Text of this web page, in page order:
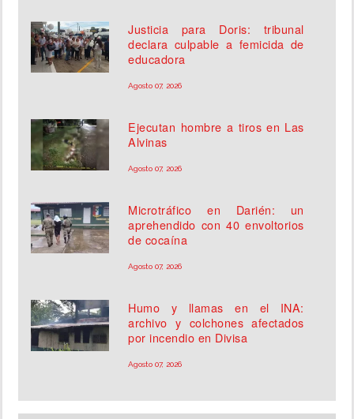
Justicia para Doris: tribunal
declara culpable a femicida de
educadora
Agosto 07, 2026
Ejecutan hombre a tiros en Las
Alvinas
Agosto 07, 2026
Microtráfico en Darién: un
aprehendido con 40 envoltorios
de cocaína
Agosto 07, 2026
Humo y llamas en el INA:
archivo y colchones afectados
por incendio en Divisa
Agosto 07, 2026